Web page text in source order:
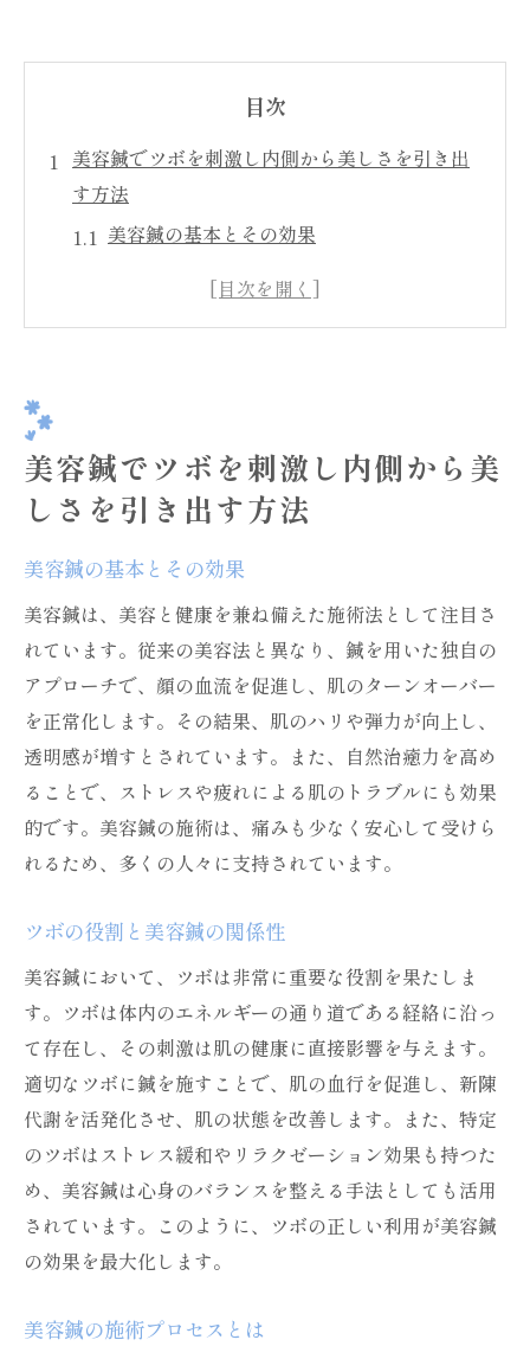
目次
美容鍼でツボを刺激し内側から美しさを引き出
す方法
美容鍼の基本とその効果
ツボの役割と美容鍼の関係性
ストレス解消に効果的な美容鍼のツボとは
ストレスと肌の関係を知る
美容鍼でリラクゼーションを促すツボ
美容鍼でリフレッシュするポイント
ストレス解消のためのセルフケア
美容鍼を用いたストレス管理のケーススタ
ディ
美容鍼が肌の健康をサポートする秘密
美容鍼が肌に与える具体的な効果
肌のターンオーバーを促進する理由
美容鍼の施術後に期待できる変化
美容鍼が持続する健康的な肌の秘訣
疲れた肌に美容鍼のツボを活かすリフレッシュ
術
疲れた肌のサインを見極める
美容鍼で即効リフレッシュする方法
疲れ肌に最適なツボの選び方
美容鍼の施術前後に行うべきケア
美容鍼でツボを刺激し内側から美
しさを引き出す方法
美容鍼の基本とその効果
美容鍼は、美容と健康を兼ね備えた施術法として注目さ
れています。従来の美容法と異なり、鍼を用いた独自の
アプローチで、顔の血流を促進し、肌のターンオーバー
を正常化します。その結果、肌のハリや弾力が向上し、
透明感が増すとされています。また、自然治癒力を高め
ることで、ストレスや疲れによる肌のトラブルにも効果
的です。美容鍼の施術は、痛みも少なく安心して受けら
れるため、多くの人々に支持されています。
ツボの役割と美容鍼の関係性
美容鍼において、ツボは非常に重要な役割を果たしま
す。ツボは体内のエネルギーの通り道である経絡に沿っ
て存在し、その刺激は肌の健康に直接影響を与えます。
適切なツボに鍼を施すことで、肌の血行を促進し、新陳
代謝を活発化させ、肌の状態を改善します。また、特定
のツボはストレス緩和やリラクゼーション効果も持つた
め、美容鍼は心身のバランスを整える手法としても活用
されています。このように、ツボの正しい利用が美容鍼
の効果を最大化します。
美容鍼の施術プロセスとは